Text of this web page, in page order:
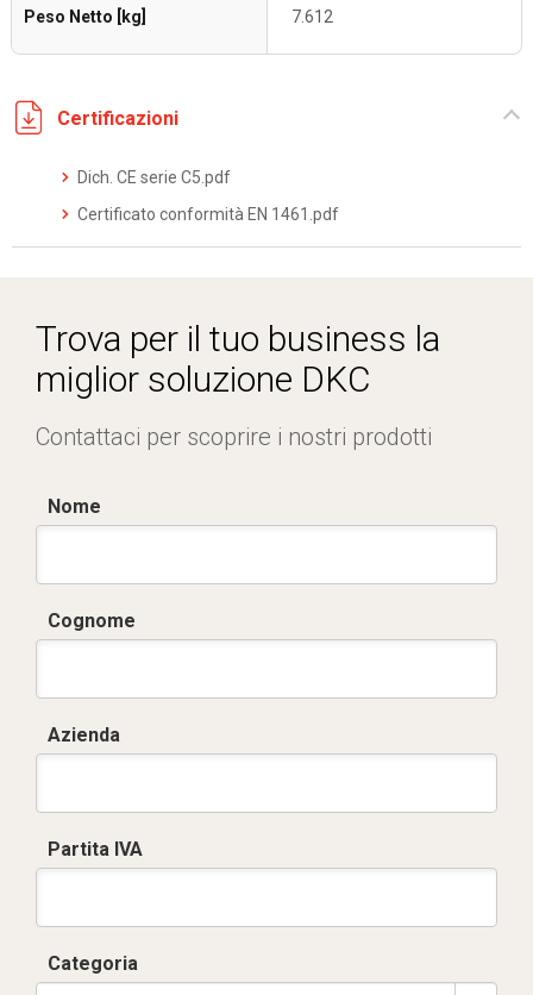
Peso Netto [kg] 7.612
Certificazioni
Dich. CE serie C5.pdf
Certificato conformità EN 1461.pdf
Trova per il tuo business la
miglior soluzione DKC
Contattaci per scoprire i nostri prodotti
Nome
Cognome
Azienda
Partita IVA
Categoria